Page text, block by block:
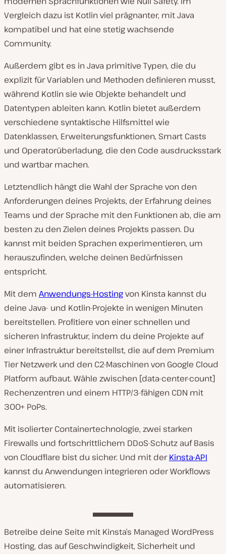
Vergleich dazu ist Kotlin viel prägnanter, mit Java
kompatibel und hat eine stetig wachsende
Community.
Außerdem gibt es in Java primitive Typen, die du
explizit für Variablen und Methoden definieren musst,
während Kotlin sie wie Objekte behandelt und
Datentypen ableiten kann. Kotlin bietet außerdem
verschiedene syntaktische Hilfsmittel wie
Datenklassen, Erweiterungsfunktionen, Smart Casts
und Operatorüberladung, die den Code ausdrucksstark
und wartbar machen.
Letztendlich hängt die Wahl der Sprache von den
Anforderungen deines Projekts, der Erfahrung deines
Teams und der Sprache mit den Funktionen ab, die am
besten zu den Zielen deines Projekts passen. Du
kannst mit beiden Sprachen experimentieren, um
herauszufinden, welche deinen Bedürfnissen
entspricht.
Mit dem Anwendungs-Hostingvon Kinsta kannst du
deine Java- und Kotlin-Projekte in wenigen Minuten
bereitstellen. Profitiere von einer schnellen und
sicheren Infrastruktur, indem du deine Projekte auf
einer Infrastruktur bereitstellst, die auf dem Premium
Tier Netzwerk und den C2-Maschinen von Google Cloud
Platform aufbaut. Wähle zwischen [data-center-count]
Rechenzentren und einem HTTP/3-fähigen CDN mit
300+ PoPs.
Mit isolierter Containertechnologie, zwei starken
Firewalls und fortschrittlichem DDoS-Schutz auf Basis
von Cloudflare bist du sicher. Und mit derKinsta-API
kannst du Anwendungen integrieren oder Workflows
automatisieren.
Betreibe deine Seite mit Kinsta’s Managed WordPress
Hosting, das auf Geschwindigkeit, Sicherheit und